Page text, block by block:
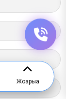
Жоғарыға